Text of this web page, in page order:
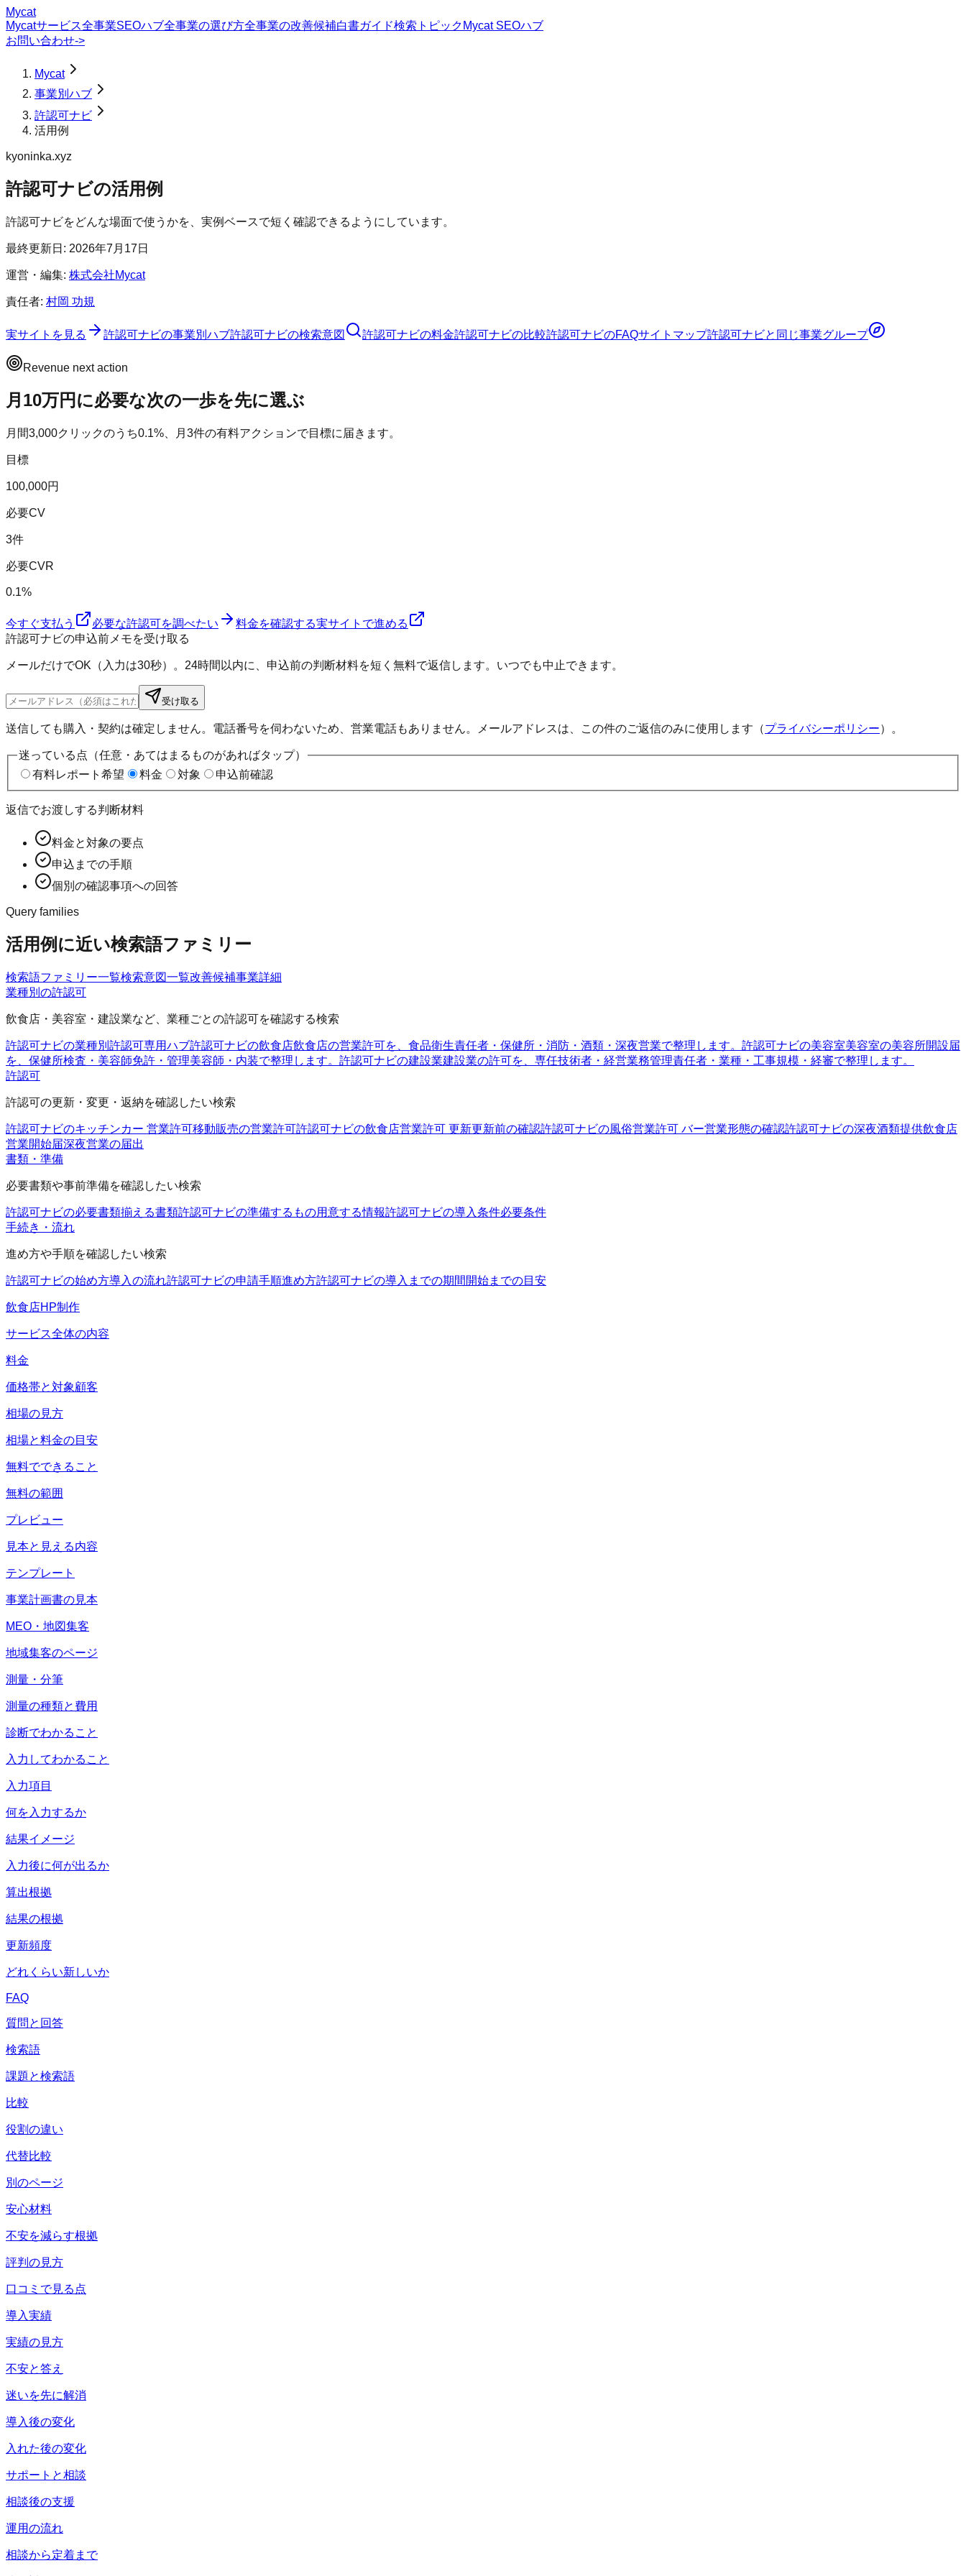
Mycat
Mycatサービス全事業SEOハブ全事業の選び方全事業の改善候補白書ガイド検索トピック Mycat SEOハブ
お問い合わせ->
Mycat
事業別ハブ
許認可ナビ
活用例
kyoninka.xyz
許認可ナビの活用例
許認可ナビをどんな場面で使うかを、実例ベースで短く確認できるようにしています。
最終更新日: 2026年7月17日
運営・編集: 株式会社Mycat
責任者: 村岡 功規
実サイトを見る 許認可ナビの事業別ハブ許認可ナビの検索意図 許認可ナビの料金許認可ナビの比較許認可ナビのFAQサイトマップ許認可ナビと同じ事業グループ
Revenue next action
月10万円に必要な次の一歩を先に選ぶ
月間3,000クリックのうち0.1%、月 3件の有料アクションで目標に届きます。
目標
100,000円
必要CV
3件
必要CVR
0.1%
今すぐ支払う 必要な許認可を調べたい 料金を確認する実サイトで進める
許認可ナビの申込前メモを受け取る
メールだけでOK（入力は30秒）。24時間以内に、申込前の判断材料を短く無料で返信します。いつでも中止できます。
受け取る
送信しても購入・契約は確定しません。電話番号を伺わないため、営業電話もありません。メールアドレスは、この件のご返信のみに使用します（プライバシーポリシー）。
迷っている点（任意・あてはまるものがあればタップ）
有料レポート希望
料金 対象 申込前確認
返信でお渡しする判断材料
料金と対象の要点
申込までの手順
個別の確認事項への回答
Query families
活用例に近い検索語ファミリー
検索語ファミリー一覧検索意図一覧改善候補事業詳細
業種別の許認可
飲食店・美容室・建設業など、業種ごとの許認可を確認する検索
許認可ナビの業種別許認可専用ハブ許認可ナビの飲食店飲食店の営業許可を、食品衛生責任者・保健所・消防・酒類・深夜営業で整理します。 許認可ナビの美容室美容室の美容所開設届
を、保健所検査・美容師免許・管理美容師・内装で整理します。 許認可ナビの建設業建設業の許可を、専任技術者・経営業務管理責任者・業種・工事規模・経審で整理します。
許認可
許認可の更新・変更・返納を確認したい検索
許認可ナビのキッチンカー 営業許可移動販売の営業許可許認可ナビの飲食店営業許可 更新更新前の確認許認可ナビの風俗営業許可 バー営業形態の確認許認可ナビの深夜酒類提供飲食店
営業開始届深夜営業の届出
書類・準備
必要書類や事前準備を確認したい検索
許認可ナビの必要書類揃える書類許認可ナビの準備するもの用意する情報許認可ナビの導入条件必要条件
手続き・流れ
進め方や手順を確認したい検索
許認可ナビの始め方導入の流れ許認可ナビの申請手順進め方許認可ナビの導入までの期間 開始までの目安
飲食店HP制作
サービス全体の内容
料金
価格帯と対象顧客
相場の見方
相場と料金の目安
無料でできること
無料の範囲
プレビュー
見本と見える内容
テンプレート
事業計画書の見本
MEO・地図集客
地域集客のページ
測量・分筆
測量の種類と費用
診断でわかること
入力してわかること
入力項目
何を入力するか
結果イメージ
入力後に何が出るか
算出根拠
結果の根拠
更新頻度
どれくらい新しいか
FAQ
質問と回答
検索語
課題と検索語
比較
役割の違い
代替比較
別のページ
安心材料
不安を減らす根拠
評判の見方
口コミで見る点
導入実績
実績の見方
不安と答え
迷いを先に解消
導入後の変化
入れた後の変化
サポートと相談
相談後の支援
運用の流れ
相談から定着まで